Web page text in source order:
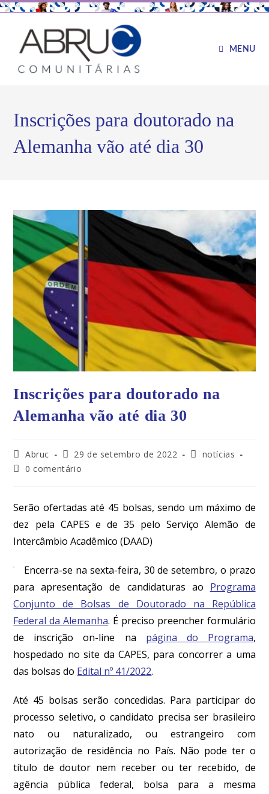
MENU
Inscrições para doutorado na
Alemanha vão até dia 30
Inscrições para doutorado na
Alemanha vão até dia 30
Abruc 29 de setembro de 2022
notícias
0 comentário
Serão ofertadas até 45 bolsas, sendo um máximo de
dez pela CAPES e de 35 pelo Serviço Alemão de
Intercâmbio Acadêmico (DAAD)
Encerra-se na sexta-feira, 30 de setembro, o prazo
para apresentação de candidaturas ao Programa
Conjunto de Bolsas de Doutorado na República
Federal da Alemanha. É preciso preencher formulário
de inscriçãoon-line na página do Programa,
hospedado nosite da CAPES, para concorrer a uma
das bolsas do Edital nº 41/2022.
Até 45 bolsas serão concedidas. Para participar do
processo seletivo, o candidato precisa ser brasileiro
nato ou naturalizado, ou estrangeiro com
autorização de residência no País. Não pode ter o
título de doutor nem receber ou ter recebido, de
agência pública federal, bolsa para a mesma